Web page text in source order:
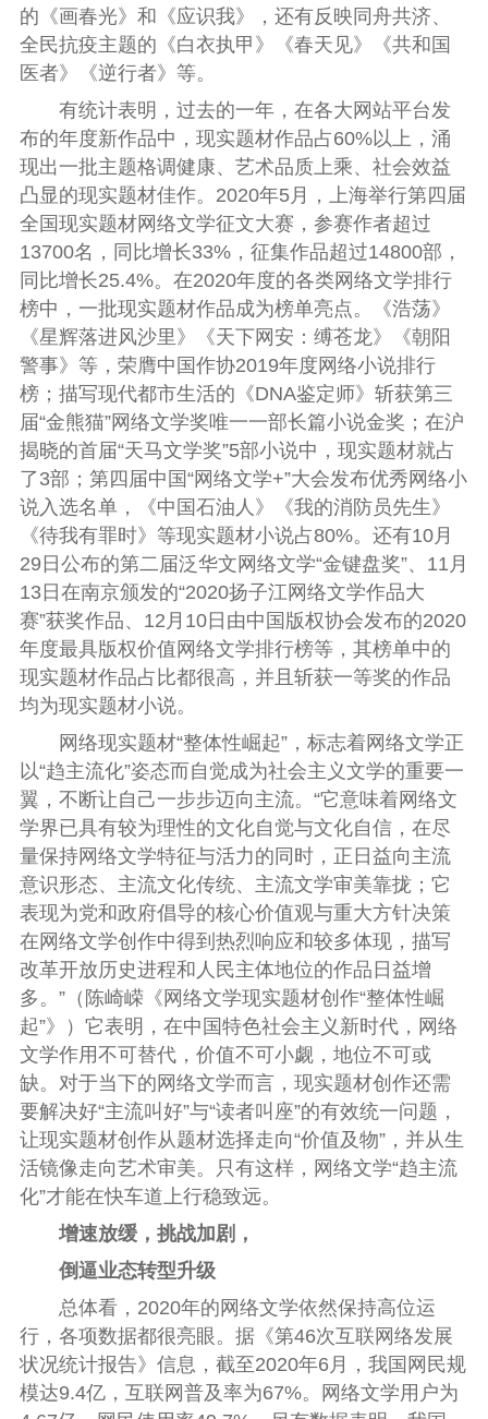
的《画春光》和《应识我》，还有反映同舟共济、
全民抗疫主题的《白衣执甲》《春天见》《共和国
医者》《逆行者》等。
有统计表明，过去的一年，在各大网站平台发
布的年度新作品中，现实题材作品占60%以上，涌
现出一批主题格调健康、艺术品质上乘、社会效益
凸显的现实题材佳作。2020年5月，上海举行第四届
全国现实题材网络文学征文大赛，参赛作者超过
13700名，同比增长33%，征集作品超过14800部，
同比增长25.4%。在2020年度的各类网络文学排行
榜中，一批现实题材作品成为榜单亮点。《浩荡》
《星辉落进风沙里》《天下网安：缚苍龙》《朝阳
警事》等，荣膺中国作协2019年度网络小说排行
榜；描写现代都市生活的《DNA鉴定师》斩获第三
届“金熊猫”网络文学奖唯一一部长篇小说金奖；在沪
揭晓的首届“天马文学奖”5部小说中，现实题材就占
了3部；第四届中国“网络文学+”大会发布优秀网络小
说入选名单，《中国石油人》《我的消防员先生》
《待我有罪时》等现实题材小说占80%。还有10月
29日公布的第二届泛华文网络文学“金键盘奖”、11月
13日在南京颁发的“2020扬子江网络文学作品大
赛”获奖作品、12月10日由中国版权协会发布的2020
年度最具版权价值网络文学排行榜等，其榜单中的
现实题材作品占比都很高，并且斩获一等奖的作品
均为现实题材小说。
网络现实题材“整体性崛起”，标志着网络文学正
以“趋主流化”姿态而自觉成为社会主义文学的重要一
翼，不断让自己一步步迈向主流。“它意味着网络文
学界已具有较为理性的文化自觉与文化自信，在尽
量保持网络文学特征与活力的同时，正日益向主流
意识形态、主流文化传统、主流文学审美靠拢；它
表现为党和政府倡导的核心价值观与重大方针决策
在网络文学创作中得到热烈响应和较多体现，描写
改革开放历史进程和人民主体地位的作品日益增
多。”（陈崎嵘《网络文学现实题材创作“整体性崛
起”》）它表明，在中国特色社会主义新时代，网络
文学作用不可替代，价值不可小觑，地位不可或
缺。对于当下的网络文学而言，现实题材创作还需
要解决好“主流叫好”与“读者叫座”的有效统一问题，
让现实题材创作从题材选择走向“价值及物”，并从生
活镜像走向艺术审美。只有这样，网络文学“趋主流
化”才能在快车道上行稳致远。
增速放缓，挑战加剧，
倒逼业态转型升级
总体看，2020年的网络文学依然保持高位运
行，各项数据都很亮眼。据《第46次互联网络发展
状况统计报告》信息，截至2020年6月，我国网民规
模达9.4亿，互联网普及率为67%。网络文学用户为